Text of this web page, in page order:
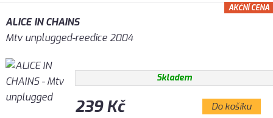
ALICE IN CHAINS
Mtv unplugged-reedice 2004
Skladem
239 Kč Do košíku
AKČNÍ CENA